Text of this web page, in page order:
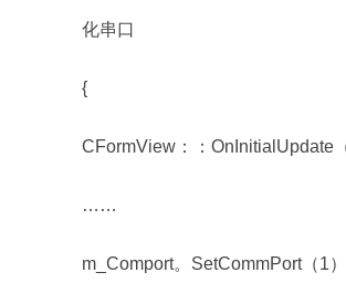
化串口
{
CFormView：：OnInitialUpdate（
……
m_Comport。SetCommPort（1）